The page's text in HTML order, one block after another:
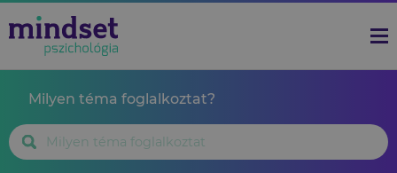
Milyen téma foglalkoztat?